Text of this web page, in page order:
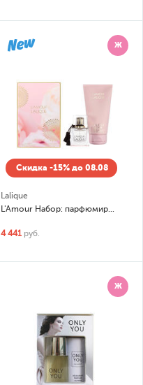
Ж
Скидка -15% до 08.08
Lalique
L'Amour Набор: парфюмированная вода (edp) 50мл, лосьон для тела
4 441 руб.
Ж